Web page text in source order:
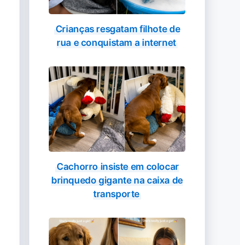
Crianças resgatam filhote de
rua e conquistam a internet
Cachorro insiste em colocar
brinquedo gigante na caixa de
transporte